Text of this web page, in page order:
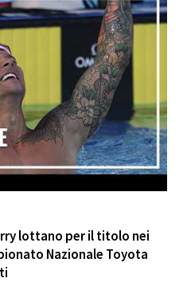
lottano per il titolo nei
Nazionale Toyota